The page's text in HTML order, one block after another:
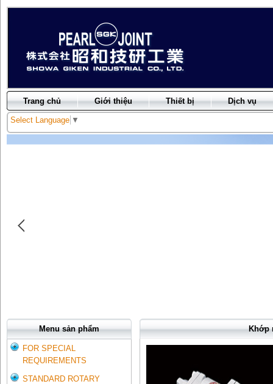
Trang chủ Giới thiệu Thiết bị Dịch vụ
Select Language ▼
Menu sản phẩm
FOR SPECIAL
REQUIREMENTS
STANDARD ROTARY
Khớp